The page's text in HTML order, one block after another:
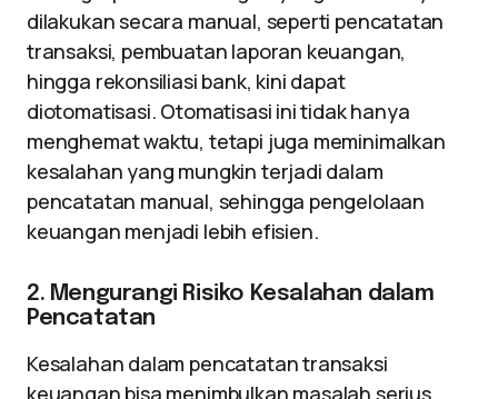
dilakukan secara manual, seperti pencatatan
transaksi, pembuatan laporan keuangan,
hingga rekonsiliasi bank, kini dapat
diotomatisasi. Otomatisasi ini tidak hanya
menghemat waktu, tetapi juga meminimalkan
kesalahan yang mungkin terjadi dalam
pencatatan manual, sehingga pengelolaan
keuangan menjadi lebih efisien.
2. Mengurangi Risiko Kesalahan dalam
Pencatatan
Kesalahan dalam pencatatan transaksi
keuangan bisa menimbulkan masalah serius